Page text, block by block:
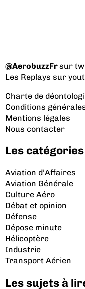
@AerobuzzFrsur
Les Replays sur
Charte de
Conditions
Mentions légales
Nous contacter
Les
Aviation d’Affaires
Aviation Générale
Culture Aéro
Débat et opinion
Défense
Dépose minute
Hélicoptère
Industrie
Transport Aérien
Les sujets à